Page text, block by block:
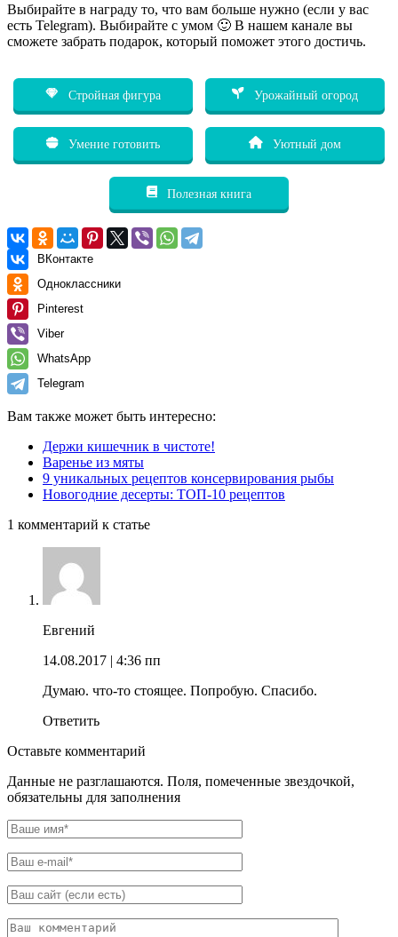
Выбирайте в награду то, что вам больше нужно (если у вас
есть Telegram). Выбирайте с умом 🙂 В нашем канале вы
сможете забрать подарок, который поможет этого достичь.
Стройная фигура Урожайный огород
Умение готовить Уютный дом
Полезная книга
ВКонтакте
Одноклассники
Pinterest
Viber
WhatsApp
Telegram
Вам также может быть интересно:
Держи кишечник в чистоте!
Варенье из мяты
9 уникальных рецептов консервирования рыбы
Новогодние десерты: ТОП-10 рецептов
1 комментарий к статье
Евгений
14.08.2017 | 4:36 пп
Думаю. что-то стоящее. Попробую. Спасибо.
Ответить
Оставьте комментарий
Данные не разглашаются. Поля, помеченные звездочкой,
обязательны для заполнения